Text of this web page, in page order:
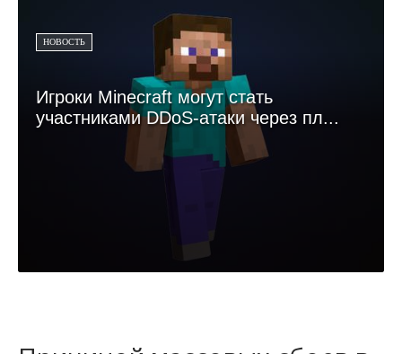
НОВОСТЬ
Игроки Minecraft могут стать
участниками DDoS-атаки через пл...